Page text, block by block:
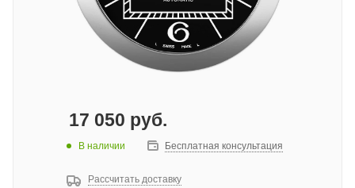
17 050 руб.
В наличии Бесплатная консультация
Рассчитать доставку